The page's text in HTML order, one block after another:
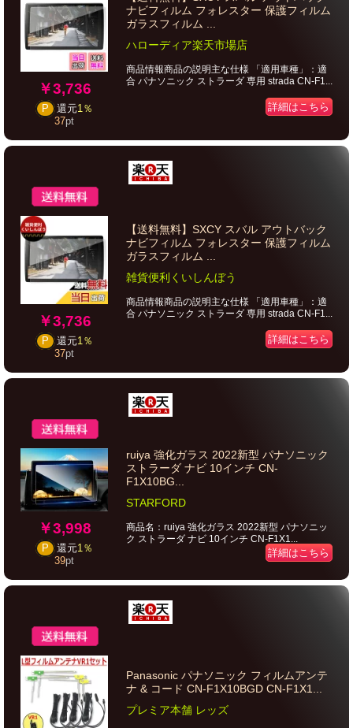
￥3,736
P 還元1％
37pt
ナビフィルム フォレスター 保護フィルム
ガラスフィルム ...
ハローディア楽天市場店
商品情報商品の説明主な仕様 「適用車種」：適
合 パナソニック ストラーダ 専用 strada CN-F1...
詳細はこちら
￥3,736
P 還元1％
37pt
【送料無料】SXCY スバル アウトバック
ナビフィルム フォレスター 保護フィルム
ガラスフィルム ...
雑貨便利くいしんぼう
商品情報商品の説明主な仕様 「適用車種」：適
合 パナソニック ストラーダ 専用 strada CN-F1...
詳細はこちら
￥3,998
P 還元1％
39pt
ruiya 強化ガラス 2022新型 パナソニック
ストラーダ ナビ 10インチ CN-
F1X10BG...
STARFORD
商品名：ruiya 強化ガラス 2022新型 パナソニッ
ク ストラーダ ナビ 10インチ CN-F1X1...
詳細はこちら
Panasonic パナソニック フィルムアンテ
ナ & コード CN-F1X10BGD CN-F1X1...
プレミア本舗 レッズ